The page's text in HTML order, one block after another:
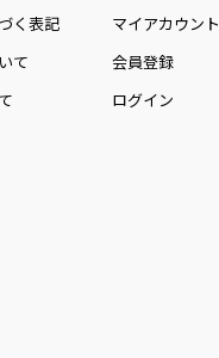
く表記
て
マイアカウント
会員登録
ログイン